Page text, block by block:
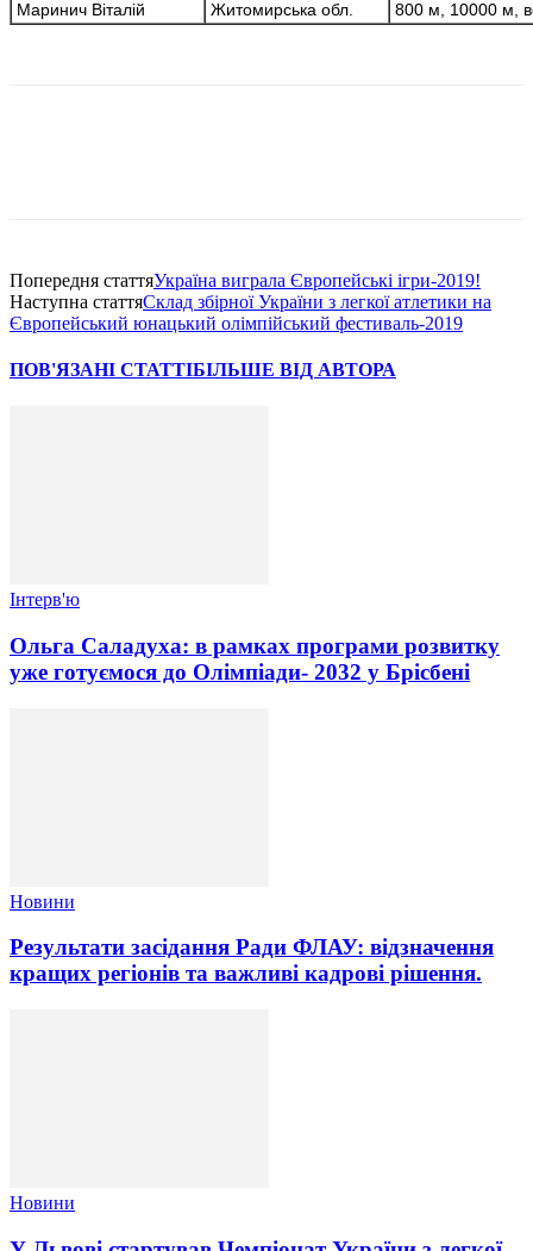
Маринич Віталій
Житомирська обл. 800 м, 10000 м,
Попередня статтяУкраїна виграла Європейські ігри-2019!
Наступна статтяСклад збірної України з легкої атлетики на
Європейський юнацький олімпійський фестиваль-2019
ПОВ'ЯЗАНІ СТАТТІБІЛЬШЕ ВІД АВТОРА
Інтерв'ю
Ольга Саладуха: в рамках програми розвитку
уже готуємося до Олімпіади- 2032 у Брісбені
Новини
Результати засідання Ради ФЛАУ: відзначення
кращих регіонів та важливі кадрові рішення.
Новини